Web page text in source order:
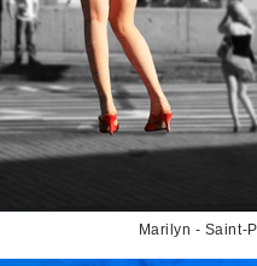
Marilyn - Saint-